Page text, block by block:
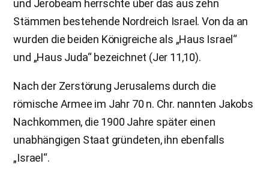
und Jerobeam herrschte über das aus zehn
Stämmen bestehende Nordreich Israel. Von da an
wurden die beiden Königreiche als „Haus Israel“
und „Haus Juda“ bezeichnet (Jer 11,10).
Nach der Zerstörung Jerusalems durch die
römische Armee im Jahr 70 n. Chr. nannten Jakobs
Nachkommen, die 1900 Jahre später einen
unabhängigen Staat gründeten, ihn ebenfalls
„Israel“.